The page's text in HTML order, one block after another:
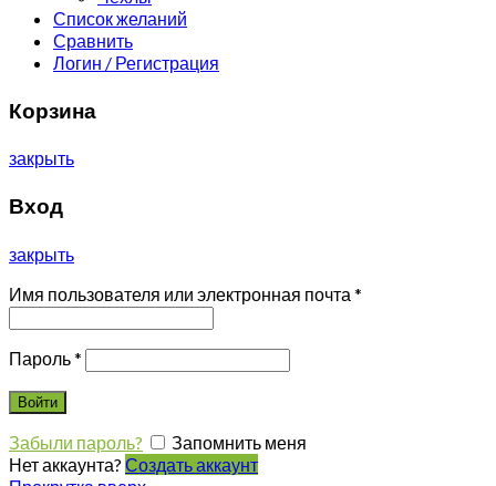
Список желаний
Сравнить
Логин / Регистрация
Корзина
закрыть
Вход
закрыть
Имя пользователя или электронная почта *
Пароль*
Войти
Забыли пароль?
Запомнить меня
Нет аккаунта? Создать аккаунт